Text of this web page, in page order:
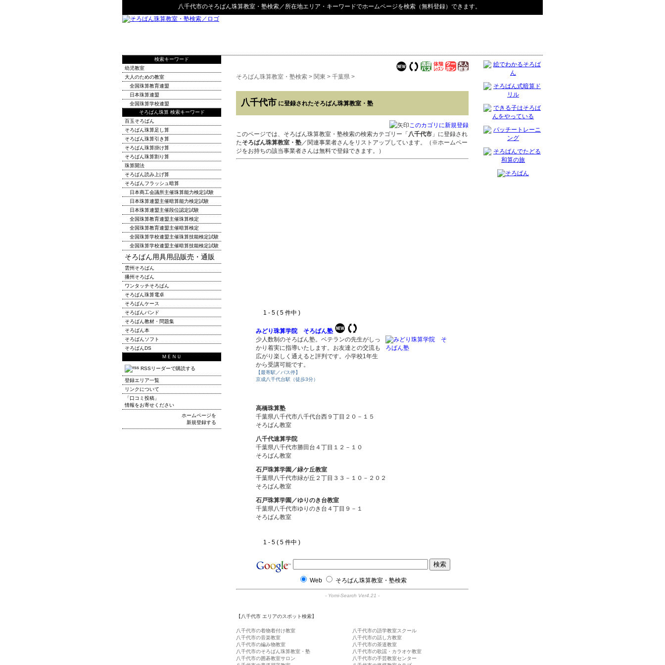
八千代市のそろばん珠算教室・塾検索／所在地エリア・キーワードでホームページを検索（無料登録）できます。
そろばん珠算教室・塾検索 > 関東 > 千葉県 >
八千代市 に登録されたそろばん珠算教室・塾
このカゴリに新規登録
このページでは、そろばん珠算教室・塾検索の検索カテゴリー「 八千代市 」に登録され
たそろばん珠算教室・塾／関連事業者さんをリストアップしています。（※ホームペー
ジをお持ちの該当事業者さんは無料で登録できます。）
1 - 5 ( 5 件中 )
みどり珠算学院 そろばん塾
少人数制のそろばん塾。ベテランの先生がしっ
かり着実に指導いたします。お友達との交流も
広がり楽しく通えると評判です。小学校1年生
から受講可能です。
【最寄駅／バス停】
京成八千代台駅（徒歩3分）
高橋珠算塾
千葉県八千代市八千代台西９丁目２０－１５
そろばん教室
八千代速算学院
千葉県八千代市勝田台４丁目１２－１０
そろばん教室
石戸珠算学園／緑ケ丘教室
千葉県八千代市緑が丘２丁目３３－１０－２０２
そろばん教室
石戸珠算学園／ゆりのき台教室
千葉県八千代市ゆりのき台４丁目９－１
そろばん教室
1 - 5 ( 5 件中 )
Web そろばん珠算教室・塾検索
- Yomi-Search Ver4.21 -
【八千代市 エリアのスポット検索】
八千代市の着物着付け教室
八千代市の語学教室スクール
八千代市の音楽教室
八千代市の話し方教室
八千代市の編み物教室
八千代市の茶道教室
八千代市のそろばん珠算教室・塾
八千代市の歌謡・カラオケ教室
八千代市の囲碁教室サロン
八千代市の手芸教室センター
検索キーワード
幼児教室
大人のための教室
全国珠算教育連盟
日本珠算連盟
全国珠算学校連盟
そろばん珠算 検索キーワード
百玉そろばん
そろばん珠算足し算
そろばん珠算引き算
そろばん珠算掛け算
そろばん珠算割り算
珠算開法
そろばん読み上げ算
そろばんフラッシュ暗算
日本商工会議所主催珠算能力検定試験
日本珠算連盟主催暗算能力検定試験
日本珠算連盟主催段位認定試験
全国珠算教育連盟主催珠算検定
全国珠算教育連盟主催暗算検定
全国珠算学校連盟主催珠算技能検定試験
全国珠算学校連盟主催暗算技能検定試験
そろばん用具用品販売・通販
雲州そろばん
播州そろばん
ワンタッチそろばん
そろばん珠算電卓
そろばんケース
そろばんバンド
そろばん教材・問題集
そろばん本
そろばんソフト
そろばんDS
ＭＥＮＵ
RSSリーダーで購読する
登録エリア一覧
リンクについて
「口コミ投稿」
情報をお寄せください
ホームページを
新規登録する